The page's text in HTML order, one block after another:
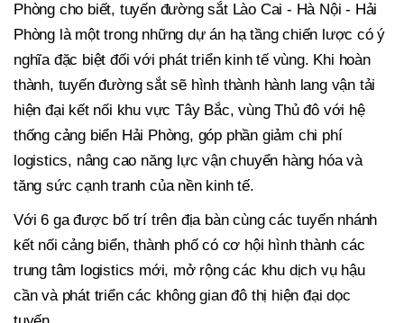
Phòng cho biết, tuyến đường sắt Lào Cai - Hà Nội - Hải
Phòng là một trong những dự án hạ tầng chiến lược có ý
nghĩa đặc biệt đối với phát triển kinh tế vùng. Khi hoàn
thành, tuyến đường sắt sẽ hình thành hành lang vận tải
hiện đại kết nối khu vực Tây Bắc, vùng Thủ đô với hệ
thống cảng biển Hải Phòng, góp phần giảm chi phí
logistics, nâng cao năng lực vận chuyển hàng hóa và
tăng sức cạnh tranh của nền kinh tế.
Với 6 ga được bố trí trên địa bàn cùng các tuyến nhánh
kết nối cảng biển, thành phố có cơ hội hình thành các
trung tâm logistics mới, mở rộng các khu dịch vụ hậu
cần và phát triển các không gian đô thị hiện đại dọc